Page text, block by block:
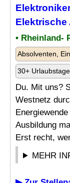
Elektrische
• Rheinland-
Absolventen,
30+ Urlaubstage
Du. Mit uns?
Westnetz
Ausbildung
Erst recht,
MEHR